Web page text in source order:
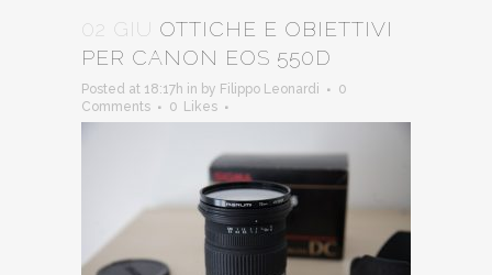
02 GIU OTTICHE E OBIETTIVI
PER CANON EOS 550D
Posted at 18:17h in by Filippo Leonardi
0
Comments
0 Likes